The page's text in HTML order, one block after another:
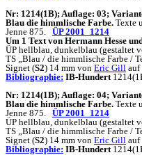
Nr: 1214(1B); Auflage: 03;
Blau die himmlische Farbe. Texte
Jenne 875. ÜP 2001_1214
Um 1 Text von Hermann Hesse
ÜP hellblau, dunkelblau (gestaltet
TS „Blau / die himmlische Farbe /
Signet (S2) 14 mm von Eric Gill auf
Bibliographie: IB-Hundert
Nr: 1214(1B); Auflage: 04;
Blau die himmlische Farbe. Texte
Jenne 875. ÜP 2001_1214
ÜP hellblau, dunkelblau (gestaltet
TS „Blau / die himmlische Farbe /
Signet (S2) 14 mm von Eric Gill auf
Bibliographie: IB-Hundert